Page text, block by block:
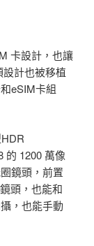
卡設計，也讓
計也被移植
eSIM卡組
的 1200 萬像
鏡頭，前置
頭，也能和
，也能手動